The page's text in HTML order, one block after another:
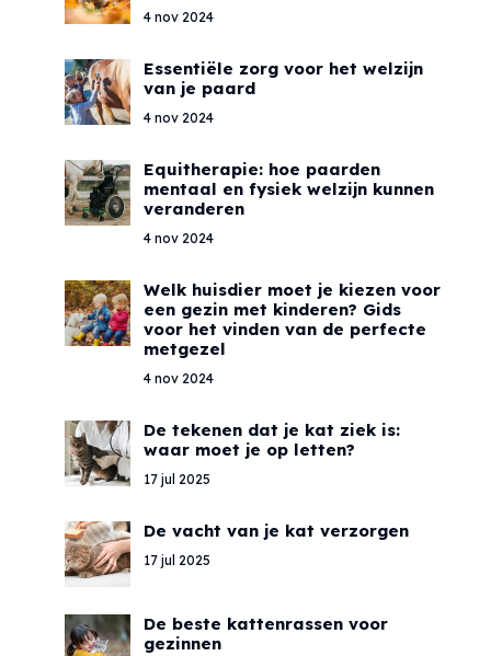
4 nov 2024
Essentiële zorg voor het welzijn
van je paard
4 nov 2024
Equitherapie: hoe paarden
mentaal en fysiek welzijn kunnen
veranderen
4 nov 2024
Welk huisdier moet je kiezen voor
een gezin met kinderen? Gids
voor het vinden van de perfecte
metgezel
4 nov 2024
De tekenen dat je kat ziek is:
waar moet je op letten?
17 jul 2025
De vacht van je kat verzorgen
17 jul 2025
De beste kattenrassen voor
gezinnen